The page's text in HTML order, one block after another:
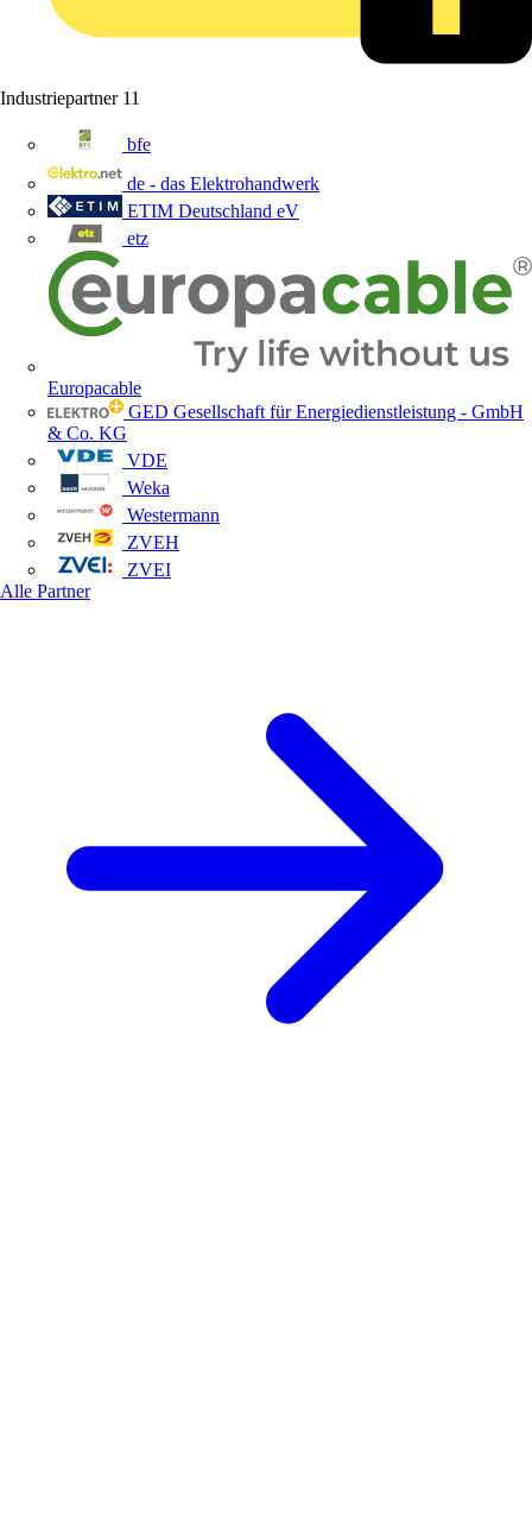
Industriepartner 11
bfe
de - das Elektrohandwerk
ETIM Deutschland eV
etz
Europacable
GED Gesellschaft für Energiedienstleistung - GmbH
& Co. KG
VDE
Weka
Westermann
ZVEH
ZVEI
Alle Partner